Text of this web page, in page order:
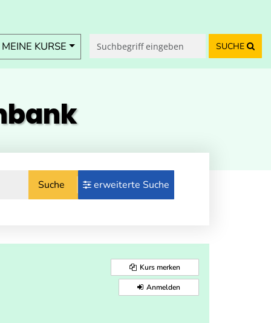
KURSE SUCHE
Suche erweiterte Suche
Kurs merken
Anmelden